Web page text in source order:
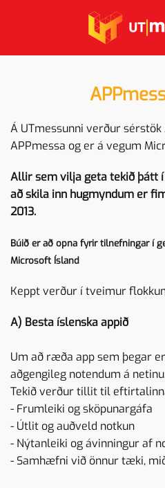
Skip to main content
Á UTmessunni verður
APPmessa og er á vegum
Allir sem vilja geta tekið þátt
að skila inn hugmyndum er
2013.
Búið er að opna fyrir tilnefningar í
Microsoft Ísland
Keppt verður í tveimur
A) Besta íslenska appið
Um að ræða app sem þegar
aðgengileg notendum á
Tekið verður tillit til
- Frumleiki og sköpunargáfa
- Útlit og auðveld notkun
- Nýtanleiki og ávinningur af
- Samhæfni við önnur tæki,